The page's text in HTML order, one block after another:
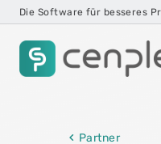
Die Software für besseres
Die
Partner